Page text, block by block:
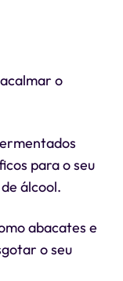
o
para o seu
álcool.
abacates e
o seu